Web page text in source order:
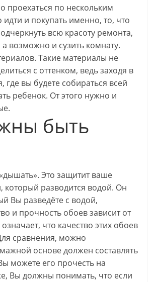
по нескольким
и покупать именно, то, что
всю красоту ремонта,
возможно и сузить комнату.
Такие материалы не
с оттенком, ведь заходя в
где вы будете собираться всей
ребенок. От этого нужно и
быть
Это защитит ваше
разводится водой. Он
Вы разведёте с водой,
и прочность обоев зависит от
что качество этих обоев
сравнения, можно
основе должен составлять
можете его прочесть на
Вы должны понимать, что если